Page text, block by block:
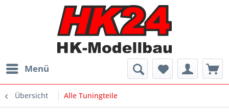
Menü
Übersicht Alle Tuningteile